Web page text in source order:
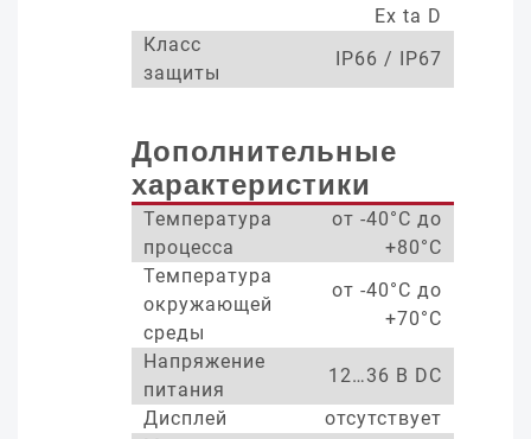
Ex ta D
Класс
защиты
IP66 / IP67
Дополнительные
характеристики
Температура
процесса
от -40°С до
+80°С
Температура
окружающей
среды
от -40°С до
+70°С
Напряжение
питания
12…36 В DC
Дисплей
отсутствует